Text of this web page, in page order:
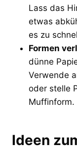
Lass das
etwas
es zu
Formen
dünne
Verwende
oder stelle
Muffinform.
Ideen